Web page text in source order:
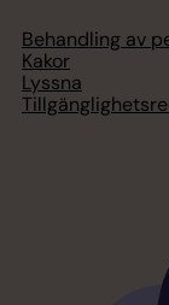
Behandling av
Kakor
Lyssna